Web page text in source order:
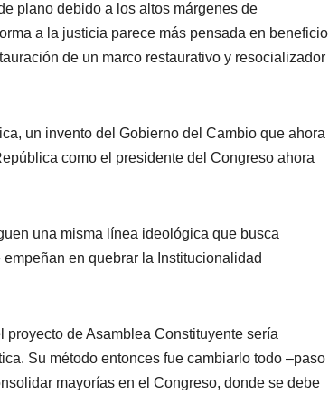
plano debido a los altos márgenes de
a la justicia parece más pensada en beneficio
de un marco restaurativo y resocializador
un invento del Gobierno del Cambio que ahora
como el presidente del Congreso ahora
una misma línea ideológica que busca
en quebrar la Institucionalidad
de Asamblea Constituyente sería
Su método entonces fue cambiarlo todo –paso
mayorías en el Congreso, donde se debe